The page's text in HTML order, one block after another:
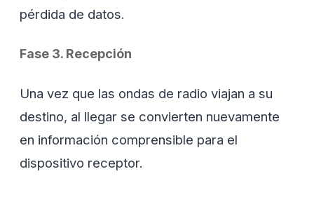
pérdida de datos.
Fase 3. Recepción
Una vez que las ondas de radio viajan a su
destino, al llegar se convierten nuevamente
en información comprensible para el
dispositivo receptor.